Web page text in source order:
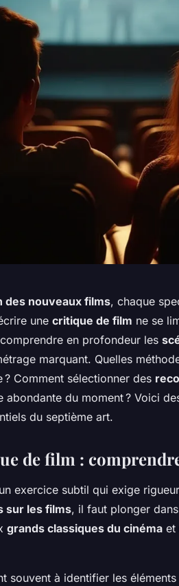
des nouveaux films, chaque
une critique de film ne se
en profondeur les
marquant. Quelles
? Comment sélectionner des
abondante du moment ? Voici
du septième art.
de film :
exercice subtil qui exige
sur les films, il faut plonger
grands classiques du cinéma et
souvent à identifier les